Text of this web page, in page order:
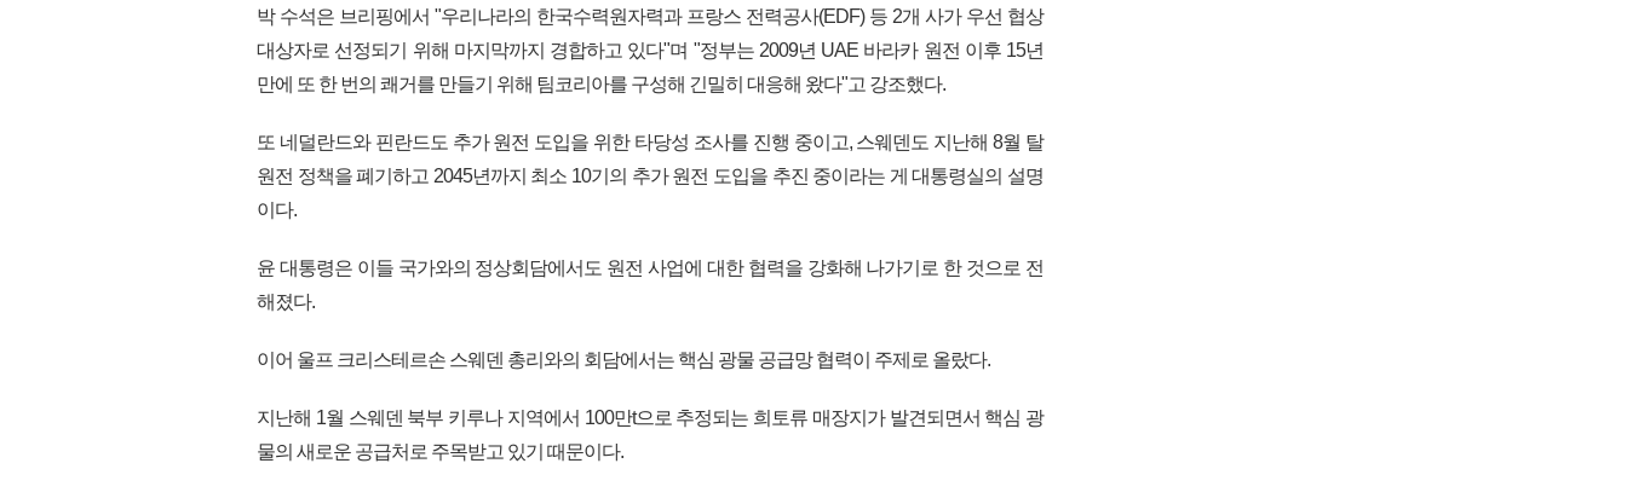
박 수석은 브리핑에서 "우리나라의 한국수력원자력과 프랑스 전력공사(EDF) 등 2개 사가 우선 협상
대상자로 선정되기 위해 마지막까지 경합하고 있다"며 "정부는 2009년 UAE 바라카 원전 이후 15년
만에 또 한 번의 쾌거를 만들기 위해 팀코리아를 구성해 긴밀히 대응해 왔다"고 강조했다.
또 네덜란드와 핀란드도 추가 원전 도입을 위한 타당성 조사를 진행 중이고, 스웨덴도 지난해 8월 탈
원전 정책을 폐기하고 2045년까지 최소 10기의 추가 원전 도입을 추진 중이라는 게 대통령실의 설명
이다.
윤 대통령은 이들 국가와의 정상회담에서도 원전 사업에 대한 협력을 강화해 나가기로 한 것으로 전
해졌다.
이어 울프 크리스테르손 스웨덴 총리와의 회담에서는 핵심 광물 공급망 협력이 주제로 올랐다.
지난해 1월 스웨덴 북부 키루나 지역에서 100만t으로 추정되는 희토류 매장지가 발견되면서 핵심 광
물의 새로운 공급처로 주목받고 있기 때문이다.